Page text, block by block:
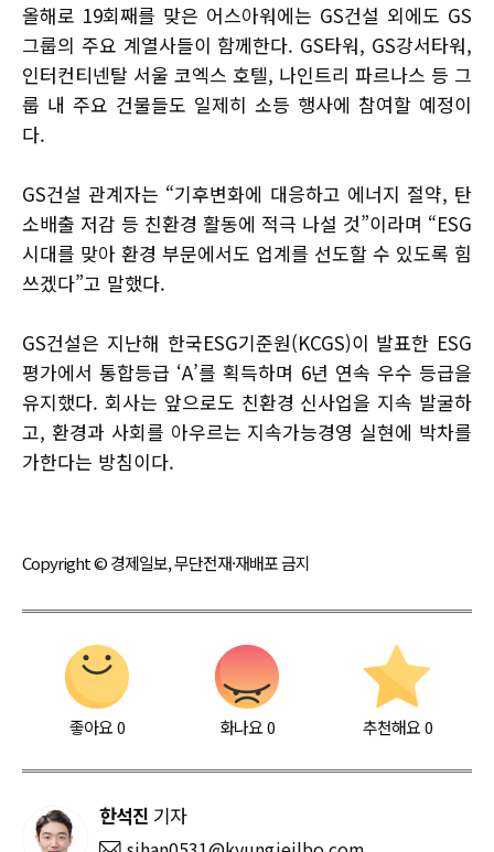
올해로 19회째를 맞은 어스아워에는 GS건설 외에도 GS
그룹의 주요 계열사들이 함께한다. GS타워, GS강서타워,
인터컨티넨탈 서울 코엑스 호텔, 나인트리 파르나스 등 그
룹 내 주요 건물들도 일제히 소등 행사에 참여할 예정이
다.
GS건설 관계자는 “기후변화에 대응하고 에너지 절약, 탄
소배출 저감 등 친환경 활동에 적극 나설 것”이라며 “ESG
시대를 맞아 환경 부문에서도 업계를 선도할 수 있도록 힘
쓰겠다”고 말했다.
GS건설은 지난해 한국ESG기준원(KCGS)이 발표한 ESG
평가에서 통합등급 ‘A’를 획득하며 6년 연속 우수 등급을
유지했다. 회사는 앞으로도 친환경 신사업을 지속 발굴하
고, 환경과 사회를 아우르는 지속가능경영 실현에 박차를
가한다는 방침이다.
Copyright © 경제일보, 무단전재·재배포 금지
좋아요0 화나요0 추천해요 0
한석진 기자